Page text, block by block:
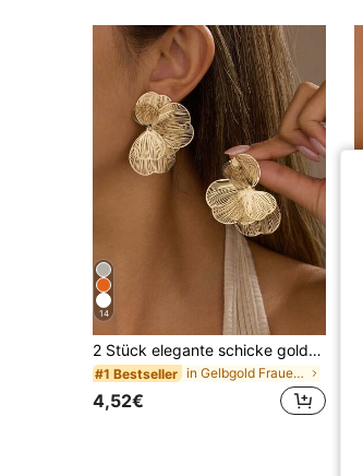
14
2 Stück elegante schicke goldene Blumen-Ohrstecker, geeignet für den täglichen Gebrauch, Dates, Partys, Festivals, Geschenke, Bankette, Schmuck-Matching, Geschenk für sie
#1 Bestseller in Gelbgold Frauen Creolen
4,52€